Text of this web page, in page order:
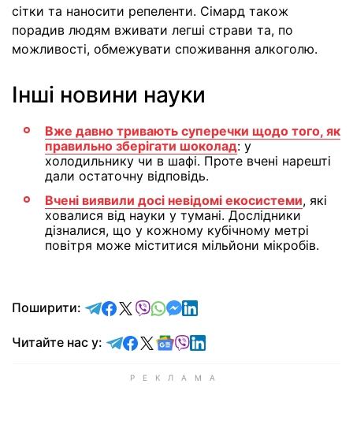
сітки та наносити репеленти. Сімард також
порадив людям вживати легші страви та, по
можливості, обмежувати споживання алкоголю.
Інші новини науки
Вже давно тривають суперечки щодо того, як
правильно зберігати шоколад: у
холодильнику чи в шафі. Проте вчені нарешті
дали остаточну відповідь.
Вчені виявили досі невідомі екосистеми, які
ховалися від науки у тумані. Дослідники
дізналися, що у кожному кубічному метрі
повітря може міститися мільйони мікробів.
Поширити: відправити у Telegram
поділитись у Facebook
поділитись у X
відправити у Viber
відправити у Whatsapp
відправити у Messenger
відправити у LinkedIn
Читайте нас у: Читайте у Telegram
Читайте у Facebook
Читайте у X
Читайте у Google news
Читайте у Viber
Читайте у LinkedIn